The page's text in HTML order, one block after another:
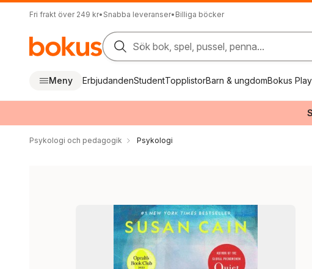
Fri frakt över 249 kr• Snabba leveranser• Billiga böcker
Sök bok, spel, pussel, penna...
Meny ErbjudandenStudentTopplistorBarn & ungdomBokus Play
Psykologi och pedagogik Psykologi